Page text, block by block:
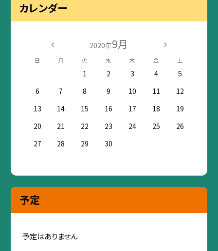
カレンダー
2020年9月
日 月 火 水 木 金 土
1 2 3 4
5
6
7 8 9 10 11
12
13
14 15 16 17 18
19
20
21 22 23 24 25
26
27
28 29 30
予定
予定はありません